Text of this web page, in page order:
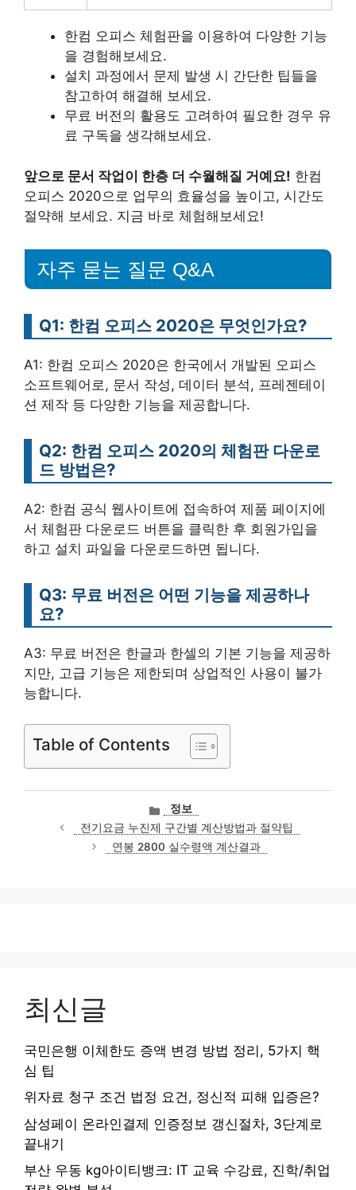
한컴 오피스 체험판을 이용하여 다양한 기능
을 경험해보세요.
설치 과정에서 문제 발생 시 간단한 팁들을
참고하여 해결해 보세요.
무료 버전의 활용도 고려하여 필요한 경우 유
료 구독을 생각해보세요.
앞으로 문서 작업이 한층 더 수월해질 거예요! 한컴
오피스 2020으로 업무의 효율성을 높이고, 시간도
절약해 보세요. 지금 바로 체험해보세요!
자주 묻는 질문 Q&A
Q1: 한컴 오피스 2020은 무엇인가요?
A1: 한컴 오피스 2020은 한국에서 개발된 오피스
소프트웨어로, 문서 작성, 데이터 분석, 프레젠테이
션 제작 등 다양한 기능을 제공합니다.
Q2: 한컴 오피스 2020의 체험판 다운로
드 방법은?
A2: 한컴 공식 웹사이트에 접속하여 제품 페이지에
서 체험판 다운로드 버튼을 클릭한 후 회원가입을
하고 설치 파일을 다운로드하면 됩니다.
Q3: 무료 버전은 어떤 기능을 제공하나
요?
A3: 무료 버전은 한글과 한셀의 기본 기능을 제공하
지만, 고급 기능은 제한되며 상업적인 사용이 불가
능합니다.
Table of Contents
카
테
고
리
정보
전기요금 누진제 구간별 계산방법과 절약팁
연봉 2800 실수령액 계산결과
최신글
국민은행 이체한도 증액 변경 방법 정리, 5가지 핵
심 팁
위자료 청구 조건 법정 요건, 정신적 피해 입증은?
삼성페이 온라인결제 인증정보 갱신절차, 3단계로
끝내기
부산 우동 kg아이티뱅크: IT 교육 수강료, 진학/취업